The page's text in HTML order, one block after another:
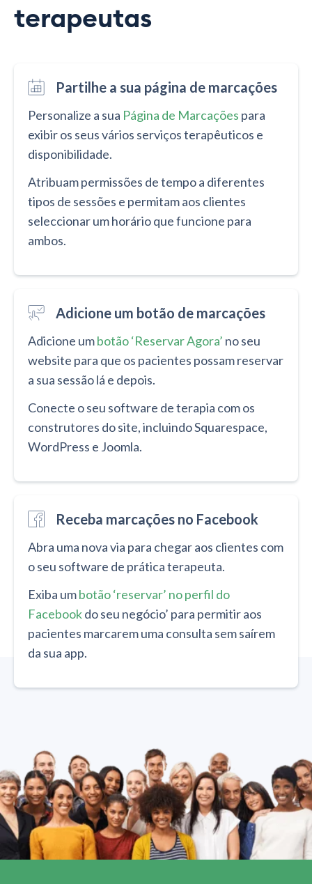
terapeutas
Partilhe a sua página de marcações
Personalize a sua Página de Marcações para
exibir os seus vários serviços terapêuticos e
disponibilidade.
Atribuam permissões de tempo a diferentes
tipos de sessões e permitam aos clientes
seleccionar um horário que funcione para
ambos.
Adicione um botão de marcações
Adicione umbotão ‘Reservar Agora’ no seu
website para que os pacientes possam reservar
a sua sessão lá e depois.
Conecte o seu software de terapia com os
construtores do site, incluindo Squarespace,
WordPress e Joomla.
Receba marcações no Facebook
Abra uma nova via para chegar aos clientes com
o seu software de prática terapeuta.
Exiba umbotão ‘reservar’ no perfil do
Facebookdo seu negócio’ para permitir aos
pacientes marcarem uma consulta sem saírem
da sua app.